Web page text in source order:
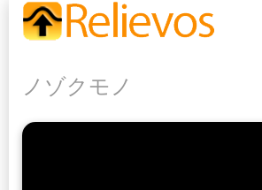
ノゾクモノ